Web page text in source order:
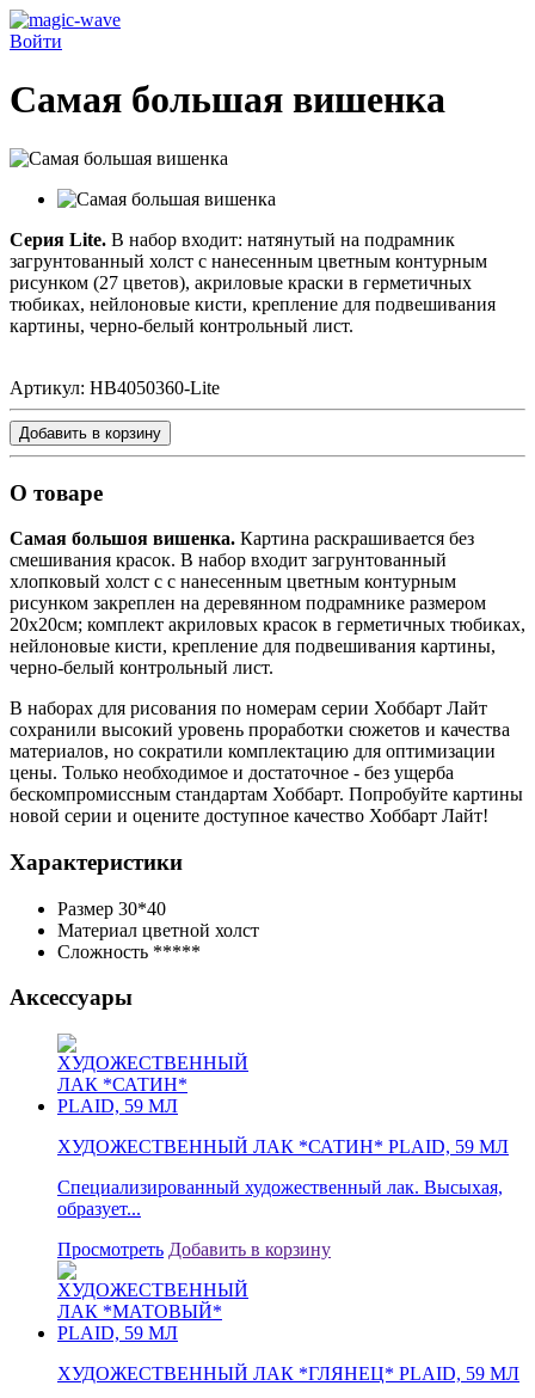
Войти
Самая большая вишенка
Серия Lite. В набор входит: натянутый на подрамник
загрунтованный холст с нанесенным цветным контурным
рисунком (27 цветов), акриловые краски в герметичных
тюбиках, нейлоновые кисти, крепление для подвешивания
картины, черно-белый контрольный лист.
Артикул: HB4050360-Lite
Добавить в корзину
О товаре
Самая большоя вишенка. Картина раскрашивается без
смешивания красок. В набор входит загрунтованный
хлопковый холст с с нанесенным цветным контурным
рисунком закреплен на деревянном подрамнике размером
20х20см; комплект акриловых красок в герметичных тюбиках,
нейлоновые кисти, крепление для подвешивания картины,
черно-белый контрольный лист.
В наборах для рисования по номерам серии Хоббарт Лайт
сохранили высокий уровень проработки сюжетов и качества
материалов, но сократили комплектацию для оптимизации
цены. Только необходимое и достаточное - без ущерба
бескомпромиссным стандартам Хоббарт. Попробуйте картины
новой серии и оцените доступное качество Хоббарт Лайт!
Характеристики
Размер 30*40
Материал цветной холст
Сложность *****
Аксессуары
ХУДОЖЕСТВЕННЫЙ ЛАК *САТИН* PLAID, 59 МЛ
Специализированный художественный лак. Высыхая,
образует...
Просмотреть Добавить в корзину
ХУДОЖЕСТВЕННЫЙ ЛАК *ГЛЯНЕЦ* PLAID, 59 МЛ